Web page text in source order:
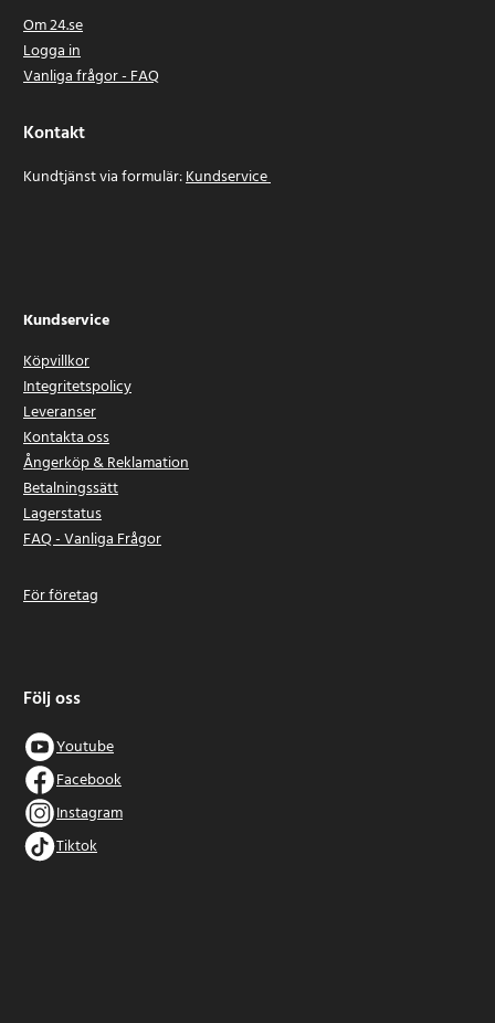
Om 24.se
Logga in
Vanliga frågor - FAQ
Kontakt
Kundtjänst via formulär:Kundservice
Kundservice
Köpvillkor
Integritetspolicy
Leveranser
Kontakta oss
Ångerköp & Reklamation
Betalningssätt
Lagerstatus
FAQ - Vanliga Frågor
För företag
Följ oss
Youtube
Facebook
Instagram
Tiktok